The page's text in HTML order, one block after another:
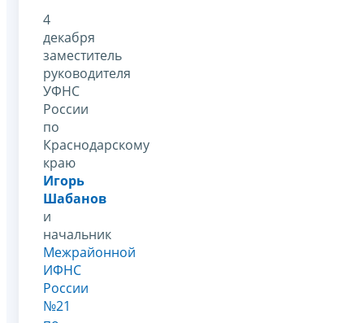
4
декабря
заместитель
руководителя
УФНС
России
по
Краснодарскому
краю
Игорь
Шабанов
и
начальник
Межрайонной
ИФНС
России
№21